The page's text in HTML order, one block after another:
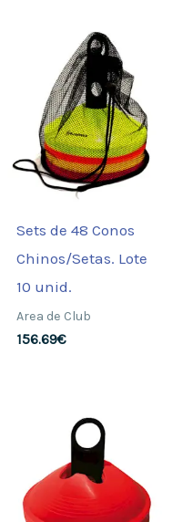
Sets de 48 Conos
Chinos/Setas. Lote
10 unid.
Area de Club
156.69€